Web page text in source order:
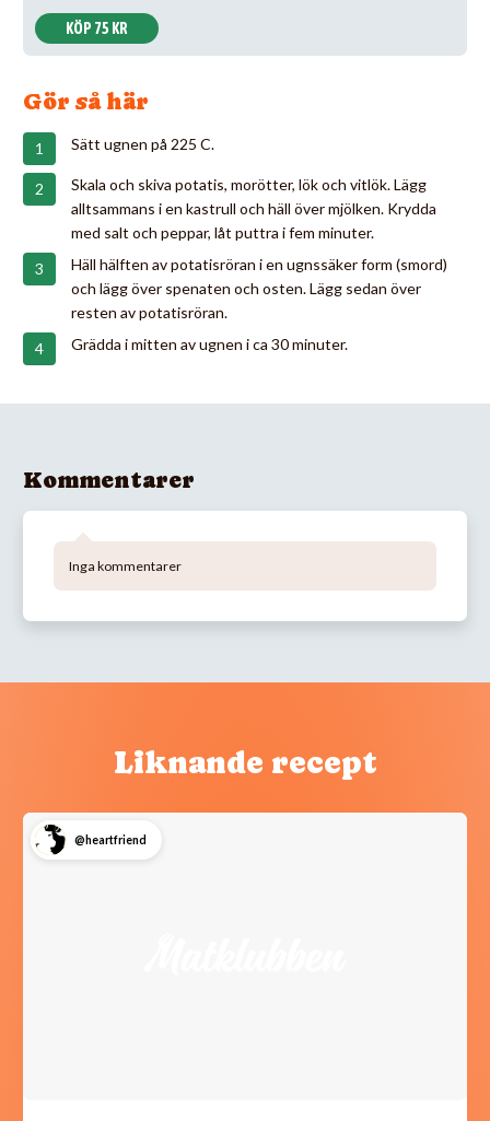
KÖP 75 KR
Gör så här
Sätt ugnen på 225 C.
Skala och skiva potatis, morötter, lök och vitlök. Lägg
alltsammans i en kastrull och häll över mjölken. Krydda
med salt och peppar, låt puttra i fem minuter.
Häll hälften av potatisröran i en ugnssäker form (smord)
och lägg över spenaten och osten. Lägg sedan över
resten av potatisröran.
Grädda i mitten av ugnen i ca 30 minuter.
Kommentarer
Inga kommentarer
Liknande recept
@heartfriend